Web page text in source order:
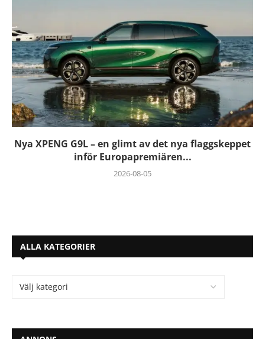
Nya XPENG G9L – en glimt av det nya flaggskeppet
inför Europapremiären...
2026-08-05
ALLA KATEGORIER